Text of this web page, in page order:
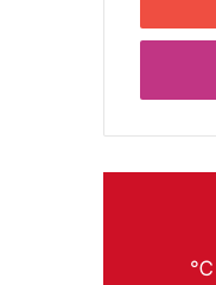
℃